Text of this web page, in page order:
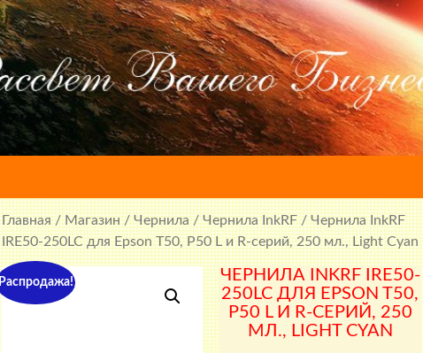
Главная/Магазин/Чернила/Чернила InkRF/ Чернила InkRF
IRE50-250LC для Epson T50, P50 L и R-серий, 250 мл., Light Cyan
Распродажа!
ЧЕРНИЛА INKRF IRE50-
250LC ДЛЯ EPSON T50,
P50 L И R-СЕРИЙ, 250
МЛ., LIGHT CYAN